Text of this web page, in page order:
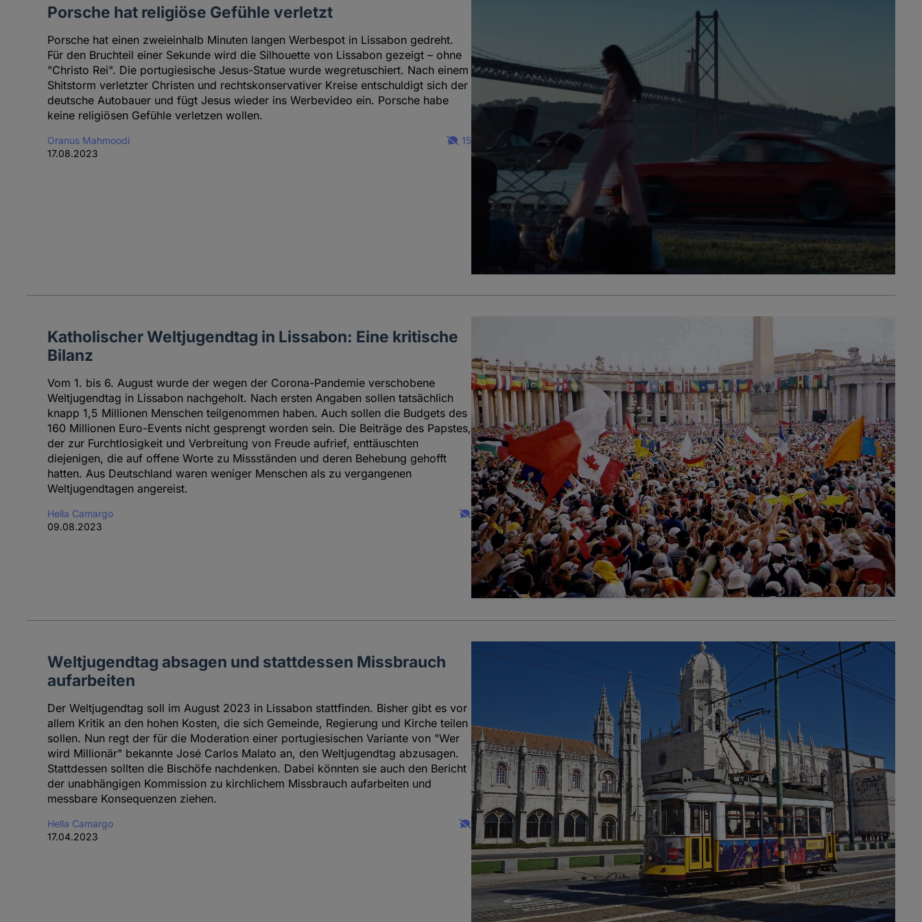
Porsche hat religiöse Gefühle verletzt
Porsche hat einen zweieinhalb Minuten langen Werbespot in Lissabon gedreht.
Für den Bruchteil einer Sekunde wird die Silhouette von Lissabon gezeigt – ohne
"Christo Rei". Die portugiesische Jesus-Statue wurde wegretuschiert. Nach einem
Shitstorm verletzter Christen und rechtskonservativer Kreise entschuldigt sich der
deutsche Autobauer und fügt Jesus wieder ins Werbevideo ein. Porsche habe
keine religiösen Gefühle verletzen wollen.
Oranus Mahmoodi
17.08.2023
15
Katholischer Weltjugendtag in Lissabon: Eine kritische
Bilanz
Vom 1. bis 6. August wurde der wegen der Corona-Pandemie verschobene
Weltjugendtag in Lissabon nachgeholt. Nach ersten Angaben sollen tatsächlich
knapp 1,5 Millionen Menschen teilgenommen haben. Auch sollen die Budgets des
160 Millionen Euro-Events nicht gesprengt worden sein. Die Beiträge des Papstes,
der zur Furchtlosigkeit und Verbreitung von Freude aufrief, enttäuschten
diejenigen, die auf offene Worte zu Missständen und deren Behebung gehofft
hatten. Aus Deutschland waren weniger Menschen als zu vergangenen
Weltjugendtagen angereist.
Hella Camargo
09.08.2023
Weltjugendtag absagen und stattdessen Missbrauch
aufarbeiten
Der Weltjugendtag soll im August 2023 in Lissabon stattfinden. Bisher gibt es vor
allem Kritik an den hohen Kosten, die sich Gemeinde, Regierung und Kirche teilen
sollen. Nun regt der für die Moderation einer portugiesischen Variante von "Wer
wird Millionär" bekannte José Carlos Malato an, den Weltjugendtag abzusagen.
Stattdessen sollten die Bischöfe nachdenken. Dabei könnten sie auch den Bericht
der unabhängigen Kommission zu kirchlichem Missbrauch aufarbeiten und
messbare Konsequenzen ziehen.
Hella Camargo
17.04.2023